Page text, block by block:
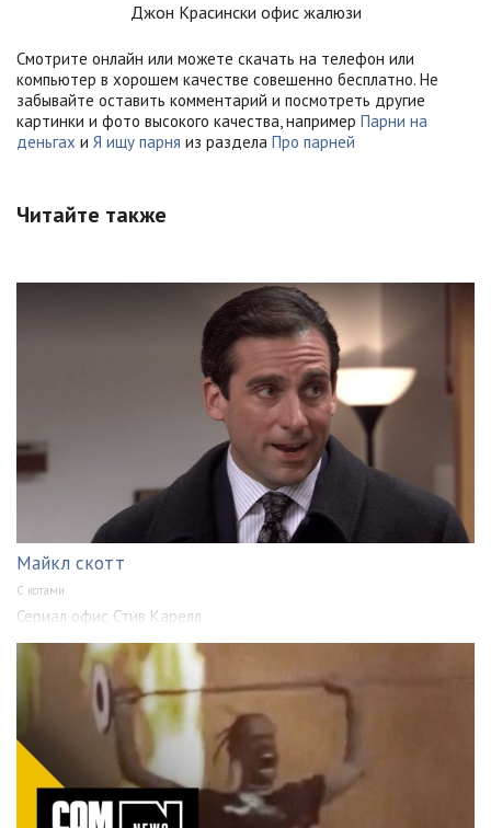
Джон Красински офис жалюзи
Смотрите онлайн или можете скачать на телефон или
компьютер в хорошем качестве совешенно бесплатно. Не
забывайте оставить комментарий и посмотреть другие
картинки и фото высокого качества, например Парни на
деньгах и Я ищу парня из раздела Про парней
Читайте также
Майкл скотт
С котами
Сериал офис Стив Карелл